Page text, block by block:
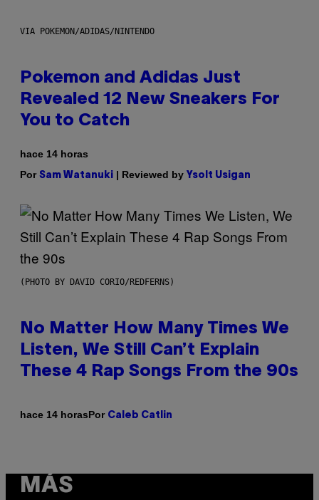
VIA POKEMON/ADIDAS/NINTENDO
Pokemon and Adidas Just
Revealed 12 New Sneakers For
You to Catch
hace 14 horas
Por Sam Watanuki | Reviewed by Ysolt Usigan
(PHOTO BY DAVID CORIO/REDFERNS)
No Matter How Many Times We
Listen, We Still Can’t Explain
These 4 Rap Songs From the 90s
hace 14 horasPor Caleb Catlin
MÁS